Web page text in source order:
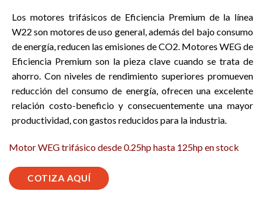
Los motores trifásicos de Eficiencia Premium de la línea
W22 son motores de uso general, además del bajo consumo
de energía, reducen las emisiones de CO2. Motores WEG de
Eficiencia Premium son la pieza clave cuando se trata de
ahorro. Con niveles de rendimiento superiores promueven
reducción del consumo de energía, ofrecen una excelente
relación costo-beneficio y consecuentemente una mayor
productividad, con gastos reducidos para la industria.
Motor WEG trifásico desde 0.25hp hasta 125hp en stock
COTIZA AQUÍ